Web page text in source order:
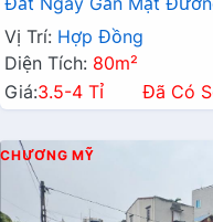
Vị Trí: Hợp Đồng
Diện Tích: 80m²
Giá:3.5-4 Tỉ Đã Có
CHƯƠNG MỸ